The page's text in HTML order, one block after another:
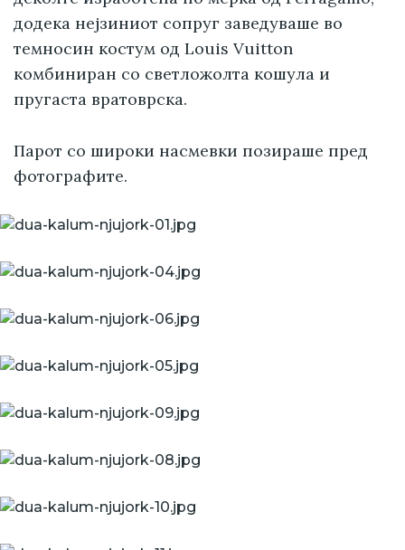
додека нејзиниот сопруг заведуваше во
темносин костум од Louis Vuitton
комбиниран со светложолта кошула и
пругаста вратоврска.
Парот со широки насмевки позираше пред
фотографите.